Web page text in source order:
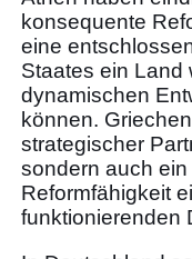
konsequente
eine
Staates ein Land
dynamischen
können.
strategischer
sondern auch
Reformfähigkeit
funktionierenden